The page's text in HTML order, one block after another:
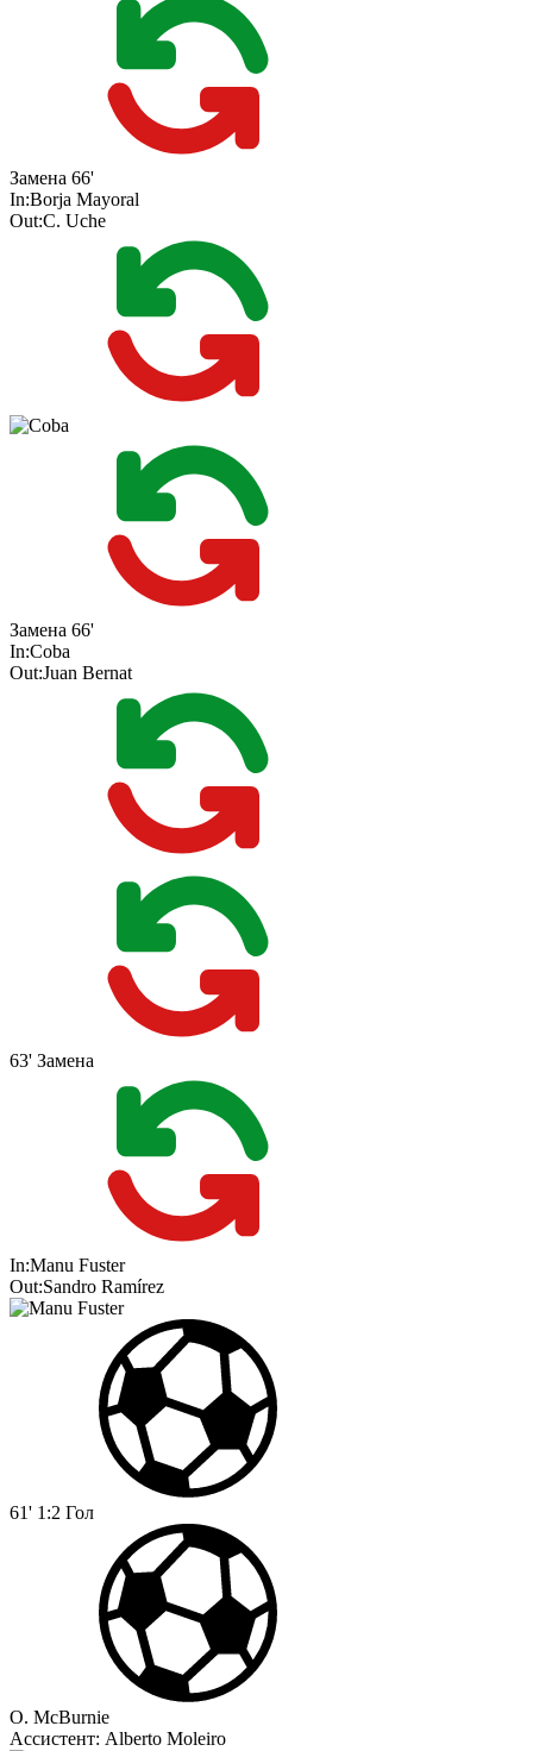
Замена 66'
In:Borja Mayoral
Out:C. Uche
Замена 66'
In:Coba
Out:Juan Bernat
63' Замена
In:Manu Fuster
Out:Sandro Ramírez
61' 1:2 Гол
O. McBurnie
Ассистент: Alberto Moleiro